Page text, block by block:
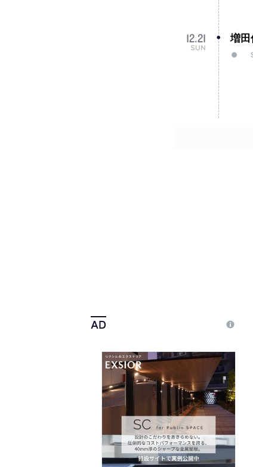
12.21
SUN
増